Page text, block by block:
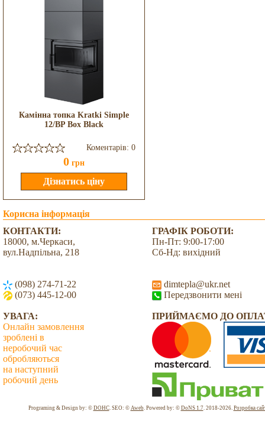
Камінна топка Kratki Simple
12/BP Box Black
Коментарів: 0
0 грн
Корисна інформація
КОНТАКТИ:
18000, м.Черкаси,
вул.Надпільна, 218
(098) 274-71-22
(073) 445-12-00
ГРАФІК РОБОТИ:
Пн-Пт: 9:00-17:00
Сб-Нд: вихідний
dimtepla@ukr.net
Передзвонити мені
УВАГА:
Онлайн замовлення
зроблені в
неробочий час
обробляються
на наступний
робочий день
ПРИЙМАЄМО ДО
Programing & Design by: © DOHC. SEO: © Aweb. Powered by: © DoNS 1.7. 2018-2026. Розробка